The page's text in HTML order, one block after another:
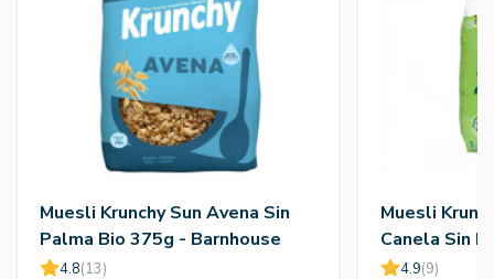
Muesli Krunchy Sun Avena Sin
Palma Bio 375g - Barnhouse
4.8(13)
Muesli
Canela Sin
Barnhouse
4.9(9)